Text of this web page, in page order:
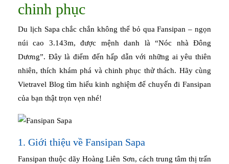
chinh phục
Du lịch Sapa chắc chắn không thể bỏ qua Fansipan – ngọn
núi cao 3.143m, được mệnh danh là “Nóc nhà Đông
Dương”. Đây là điểm đến hấp dẫn với những ai yêu thiên
nhiên, thích khám phá và chinh phục thử thách. Hãy cùng
Vietravel Blog tìm hiểu kinh nghiệm để chuyến đi Fansipan
của bạn thật trọn vẹn nhé!
1. Giới thiệu về Fansipan Sapa
Fansipan thuộc dãy Hoàng Liên Sơn, cách trung tâm thị trấn